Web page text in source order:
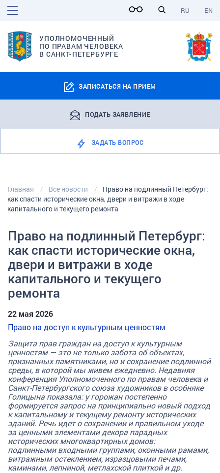
EN
RU
УПОЛНОМОЧЕННЫЙ
ПО ПРАВАМ ЧЕЛОВЕКА
В САНКТ-ПЕТЕРБУРГЕ
ЗАПИСАТЬСЯ НА ПРИЕМ
ПОДАТЬ ЗАЯВЛЕНИЕ
ЗАДАТЬ ВОПРОС
Главная Все новости
Право на подлинный Петербург:
как спасти исторические окна, двери и витражи в ходе
капитального и текущего ремонта
Право на подлинный Петербург:
как спасти исторические окна,
двери и витражи в ходе
капитального и текущего
ремонта
22 мая 2026
Право на доступ к культурным ценностям
Защита прав граждан на доступ к культурным
ценностям — это не только забота об объектах,
признанных памятниками, но и сохранение подлинной
среды, в которой мы живем ежедневно. Недавняя
конференция Уполномоченного по правам человека и
Санкт-Петербургского союза художников в особняке
Голицына показала: у горожан постепенно
формируется запрос на принципиально новый подход
к капитальному и текущему ремонту исторических
зданий. Речь идет о сохранении и правильном уходе
за ценными элементами декора парадных
исторических многоквартирных домов:
подлинными входными группами, оконными рамами,
витражным остеклением, изразцовыми печами,
каминами, лепниной, метлахской плиткой и др.